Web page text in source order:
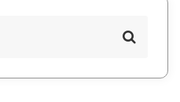
S
r